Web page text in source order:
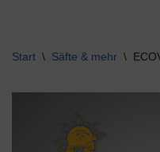
Start \ Säfte & mehr \